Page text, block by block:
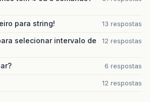
para string! 13 respostas
selecionar intervalo de
12 respostas
6 respostas
12 respostas